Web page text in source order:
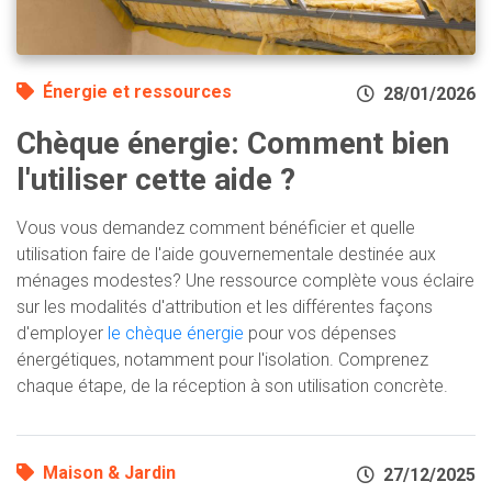
Énergie et ressources 28/01/2026
Chèque énergie: Comment bien
l'utiliser cette aide ?
Vous vous demandez comment bénéficier et quelle
utilisation faire de l'aide gouvernementale destinée aux
ménages modestes? Une ressource complète vous éclaire
sur les modalités d'attribution et les différentes façons
d'employer le chèque énergie pour vos dépenses
énergétiques, notamment pour l'isolation. Comprenez
chaque étape, de la réception à son utilisation concrète.
Maison & Jardin 27/12/2025